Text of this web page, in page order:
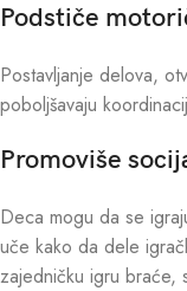
Podstiče
Postavljanje delova,
poboljšavaju
Promoviše
Deca mogu da se
uče kako da dele
zajedničku igru braće,